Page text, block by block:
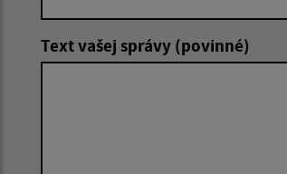
Text vašej správy (povinné)